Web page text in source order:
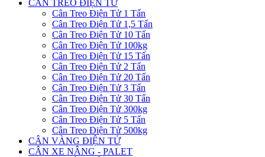
CÂN TREO ĐIỆN TỬ
Cân Treo Điện Tử 1 Tấn
Cân Treo Điện Tử 1,5 Tấn
Cân Treo Điện Tử 10 Tấn
Cân Treo Điện Tử 100kg
Cân Treo Điện Tử 15 Tấn
Cân Treo Điện Tử 2 Tấn
Cân Treo Điện Tử 20 Tấn
Cân Treo Điện Tử 3 Tấn
Cân Treo Điện Tử 30 Tấn
Cân Treo Điện Tử 300kg
Cân Treo Điện Tử 5 Tấn
Cân Treo Điện Tử 500kg
CÂN VÀNG ĐIỆN TỬ
CÂN XE NÂNG - PALET